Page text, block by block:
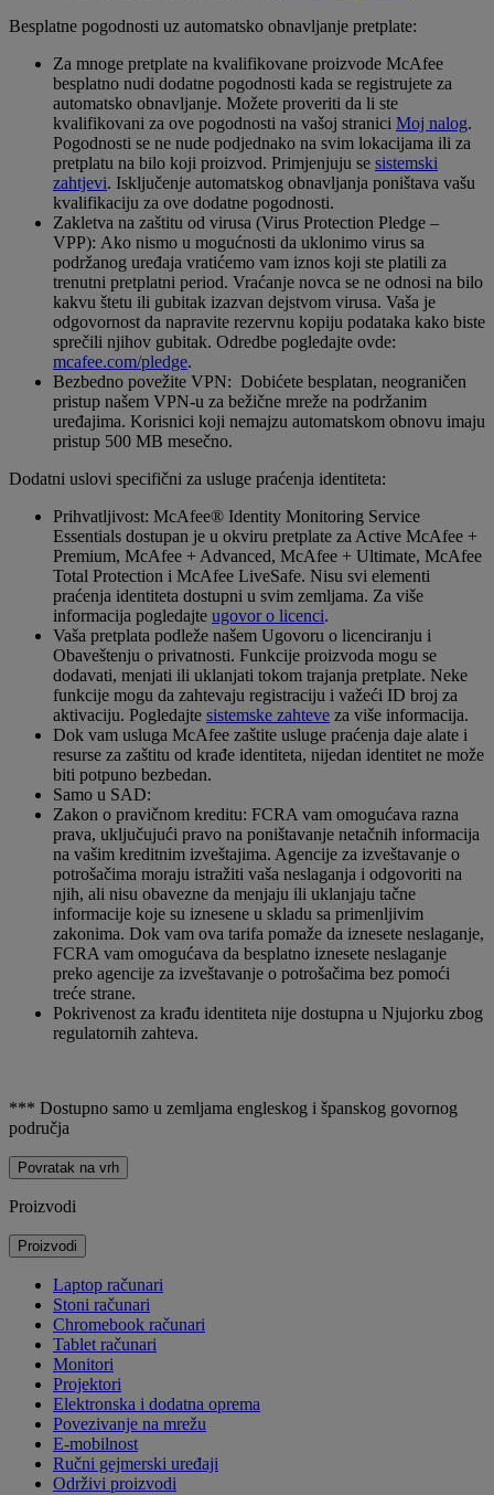
Besplatne pogodnosti uz automatsko obnavljanje pretplate:
Za mnoge pretplate na kvalifikovane proizvode McAfee
besplatno nudi dodatne pogodnosti kada se registrujete za
automatsko obnavljanje. Možete proveriti da li ste
kvalifikovani za ove pogodnosti na vašoj stranici Moj nalog.
Pogodnosti se ne nude podjednako na svim lokacijama ili za
pretplatu na bilo koji proizvod. Primjenjuju se sistemski
zahtjevi. Isključenje automatskog obnavljanja poništava vašu
kvalifikaciju za ove dodatne pogodnosti.
Zakletva na zaštitu od virusa (Virus Protection Pledge –
VPP): Ako nismo u mogućnosti da uklonimo virus sa
podržanog uređaja vratićemo vam iznos koji ste platili za
trenutni pretplatni period. Vraćanje novca se ne odnosi na bilo
kakvu štetu ili gubitak izazvan dejstvom virusa. Vaša je
odgovornost da napravite rezervnu kopiju podataka kako biste
sprečili njihov gubitak. Odredbe pogledajte ovde:
mcafee.com/pledge.
Bezbedno povežite VPN: Dobićete besplatan, neograničen
pristup našem VPN-u za bežične mreže na podržanim
uređajima. Korisnici koji nemajzu automatskom obnovu imaju
pristup 500 MB mesečno.
Dodatni uslovi specifični za usluge praćenja identiteta:
Prihvatljivost: McAfee® Identity Monitoring Service
Essentials dostupan je u okviru pretplate za Active McAfee +
Premium, McAfee + Advanced, McAfee + Ultimate, McAfee
Total Protection i McAfee LiveSafe. Nisu svi elementi
praćenja identiteta dostupni u svim zemljama. Za više
informacija pogledajte ugovor o licenci.
Vaša pretplata podleže našem Ugovoru o licenciranju i
Obaveštenju o privatnosti. Funkcije proizvoda mogu se
dodavati, menjati ili uklanjati tokom trajanja pretplate. Neke
funkcije mogu da zahtevaju registraciju i važeći ID broj za
aktivaciju. Pogledajte sistemske zahteve za više informacija.
Dok vam usluga McAfee zaštite usluge praćenja daje alate i
resurse za zaštitu od krađe identiteta, nijedan identitet ne može
biti potpuno bezbedan.
Samo u SAD:
Zakon o pravičnom kreditu: FCRA vam omogućava razna
prava, uključujući pravo na poništavanje netačnih informacija
na vašim kreditnim izveštajima. Agencije za izveštavanje o
potrošačima moraju istražiti vaša neslaganja i odgovoriti na
njih, ali nisu obavezne da menjaju ili uklanjaju tačne
informacije koje su iznesene u skladu sa primenljivim
zakonima. Dok vam ova tarifa pomaže da iznesete neslaganje,
FCRA vam omogućava da besplatno iznesete neslaganje
preko agencije za izveštavanje o potrošačima bez pomoći
treće strane.
Pokrivenost za krađu identiteta nije dostupna u Njujorku zbog
regulatornih zahteva.
*** Dostupno samo u zemljama engleskog i španskog govornog
područja
Povratak na vrh
Proizvodi
Proizvodi
Laptop računari
Stoni računari
Chromebook računari
Tablet računari
Monitori
Projektori
Elektronska i dodatna oprema
Povezivanje na mrežu
E-mobilnost
Ručni gejmerski uređaji
Održivi proizvodi